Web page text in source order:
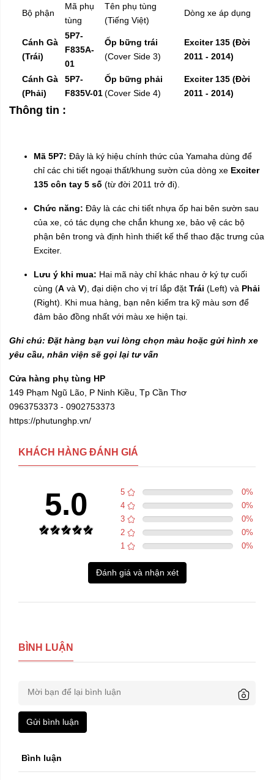
Bộ phận
Mã phụ
tùng
Tên phụ tùng
(Tiếng Việt)
Dòng xe áp dụng
Cánh Gà
(Trái)
5P7-
F835A-
01
Ốp bững trái
(Cover Side 3)
Exciter 135 (Đời
2011 - 2014)
Cánh Gà
(Phải)
5P7-
F835V-01
Ốp bững phải
(Cover Side 4)
Exciter 135 (Đời
2011 - 2014)
Thông tin :
Mã 5P7: Đây là ký hiệu chính thức của Yamaha dùng để
chỉ các chi tiết ngoại thất/khung sườn của dòng xe Exciter
135 côn tay 5 số (từ đời 2011 trở đi).
Chức năng: Đây là các chi tiết nhựa ốp hai bên sườn sau
của xe, có tác dụng che chắn khung xe, bảo vệ các bộ
phận bên trong và định hình thiết kế thể thao đặc trưng của
Exciter.
Lưu ý khi mua: Hai mã này chỉ khác nhau ở ký tự cuối
cùng (A và V), đại diện cho vị trí lắp đặt Trái (Left) và Phải
(Right). Khi mua hàng, bạn nên kiểm tra kỹ màu sơn để
đảm bảo đồng nhất với màu xe hiện tại.
Ghi chú: Đặt hàng bạn vui lòng chọn màu hoặc gửi hình xe
yêu cầu, nhân viện sẽ gọi lại tư vấn
Cửa hàng phụ tùng HP
149 Phạm Ngũ Lão, P Ninh Kiều, Tp Cần Thơ
0963753373 - 0902753373
https://phutunghp.vn/
KHÁCH HÀNG ĐÁNH GIÁ
5.0 5 0%
4
0%
3
0%
2
0%
1
0%
Đánh giá và nhận xét
BÌNH LUẬN
Gửi bình luận
Bình luận
Trái phải:
phải
trái